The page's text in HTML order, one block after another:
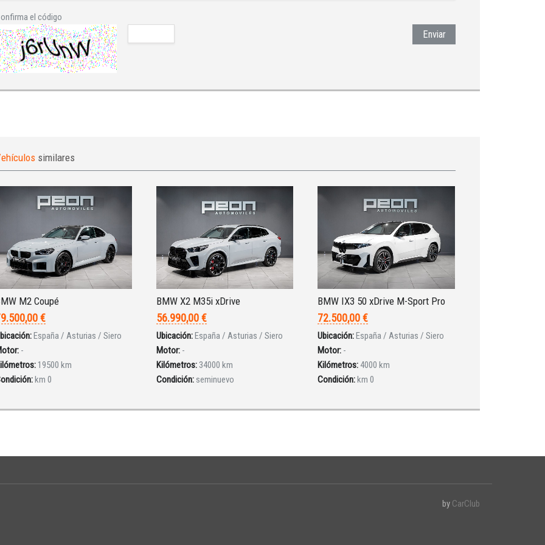
el código
Enviar
similares
M2 Coupé
€
España / Asturias / Siero
-
19500 km
km 0
BMW X2 M35i xDrive
56.990,00 €
Ubicación:España / Asturias / Siero
Motor: -
Kilómetros: 34000 km
Condición: seminuevo
BMW IX3 50 xDrive M-Sport Pro
72.500,00 €
Ubicación:España / Asturias / Siero
Motor: -
Kilómetros:4000 km
Condición:km 0
by CarClub